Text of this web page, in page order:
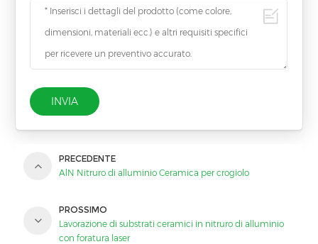
INVIA
PRECEDENTE
AlN Nitruro di alluminio Ceramica per crogiolo
PROSSIMO
Lavorazione di substrati ceramici in nitruro di alluminio
con foratura laser